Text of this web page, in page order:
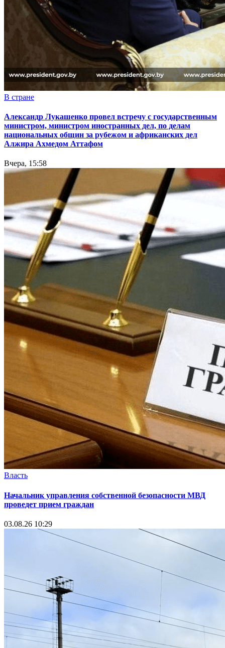
В стране
Александр Лукашенко провел встречу с государственным
министром, министром иностранных дел, по делам
национальных общин за рубежом и африканских дел
Алжира Ахмедом Аттафом
Вчера, 15:58
Власть
Начальник управления собственной безопасности МВД
проведет прием граждан
03.08.26 10:29